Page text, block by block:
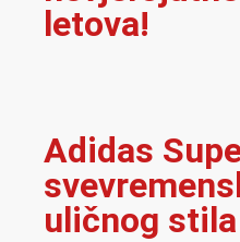
letova!
Adidas
uličnog stila